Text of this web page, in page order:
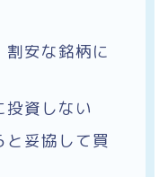
安な銘柄に
資しない
妥協して買